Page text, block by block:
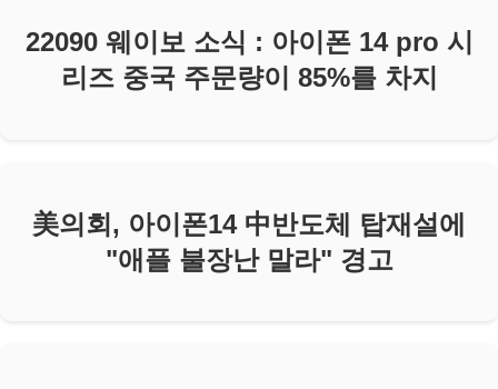
22090 웨이보 소식 : 아이폰 14 pro 시
리즈 중국 주문량이 85%를 차지
美의회, 아이폰14 中반도체 탑재설에
"애플 불장난 말라" 경고